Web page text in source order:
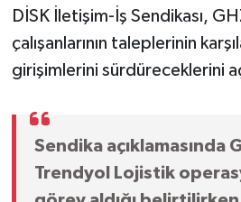
DİSK İletişim-İş Sendikası,
çalışanlarının taleplerinin
girişimlerini sürdüreceklerini
Sendika açıklamasında
Trendyol Lojistik